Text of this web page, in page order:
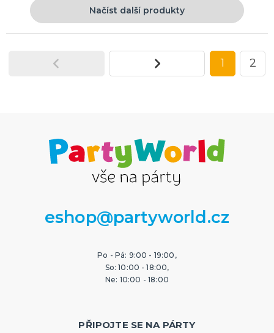
Načíst další produkty
1 2
eshop@partyworld.cz
Po - Pá: 9:00 - 19:00,
So: 10:00 - 18:00,
Ne: 10:00 - 18:00
PŘIPOJTE SE NA PÁRTY